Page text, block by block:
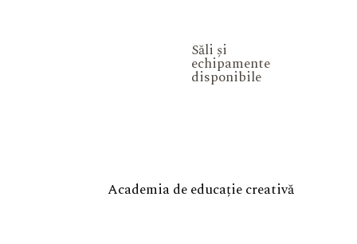
Săli și
echipamente
disponibile
Academia de educație creativă